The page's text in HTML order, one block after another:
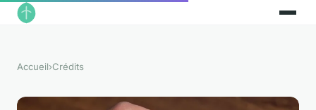
Accueil›Crédits